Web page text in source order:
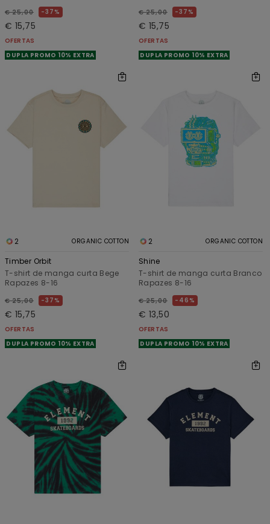
€ 25,00 37%
€ 15,75
OFERTAS
DUPLA PROMO 10% EXTRA
€ 25,00 37%
€ 15,75
OFERTAS
DUPLA PROMO 10% EXTRA
2 ORGANIC COTTON
Timber Orbit
T-shirt de manga curta Bege
Rapazes 8-16
€ 25,00 37%
€ 15,75
OFERTAS
DUPLA PROMO 10% EXTRA
2 ORGANIC COTTON
Shine
T-shirt de manga curta Branco
Rapazes 8-16
€ 25,00 46%
€ 13,50
OFERTAS
DUPLA PROMO 10% EXTRA